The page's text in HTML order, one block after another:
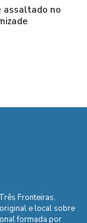
assaltado no
Fronteiras.
e local sobre
formada por